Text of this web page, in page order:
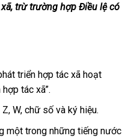
trừ trường hợp Điều lệ có
triển hợp tác xã hoạt
tác xã”.
W, chữ số và ký hiệu.
một trong những tiếng nước